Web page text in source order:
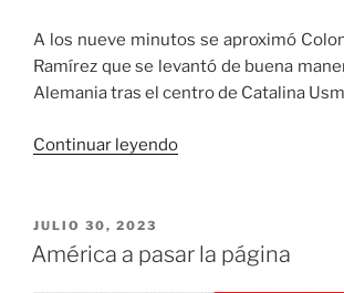
A los nueve minutos se aproximó
Ramírez que se levantó de buena
Alemania tras el centro de Catalina
Continuar leyendo«Colombia
a
PUBLICADO
EL
JULIO 30, 2023
América a pasar la página